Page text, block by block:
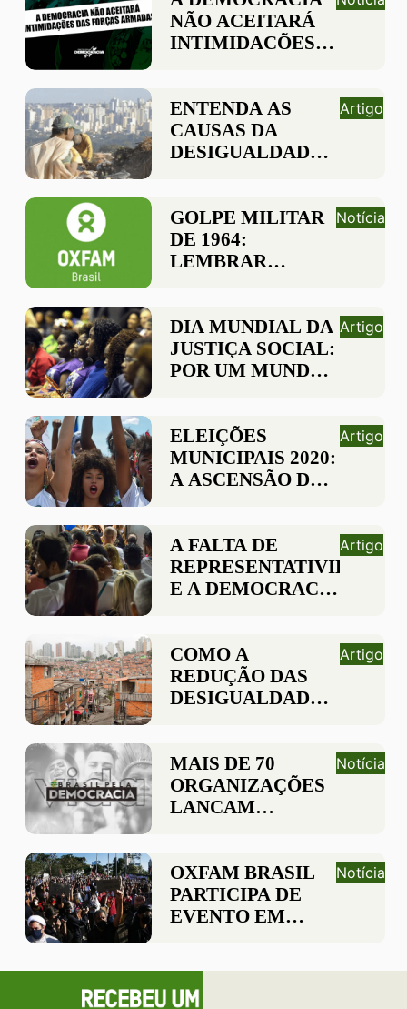
AMPLIAÇÃO DAS
DESIGUALDADES
NÃO ACEITARÁ
INTIMIDAÇÕES
ENTENDA AS
CAUSAS DA
DESIGUALDADE
POPULAÇÃO
Artigo
GOLPE MILITAR
DE 1964:
LEMBRAR
Notícia
DIA MUNDIAL DA
JUSTIÇA SOCIAL:
POR UM MUNDO
DESIGUAL
Artigo
ELEIÇÕES
MUNICIPAIS 2020:
A ASCENSÃO DA
BRASILEIRA
Artigo
A FALTA DE
REPRESENTATIVIDADE
E A DEMOCRACIA
Artigo
COMO A
REDUÇÃO DAS
DESIGUALDADES
BRASILEIRA?
Artigo
MAIS DE 70
ORGANIZAÇÕES
LANÇAM
DEMOCRACIA
Notícia
OXFAM BRASIL
PARTICIPA DE
EVENTO EM
Notícia